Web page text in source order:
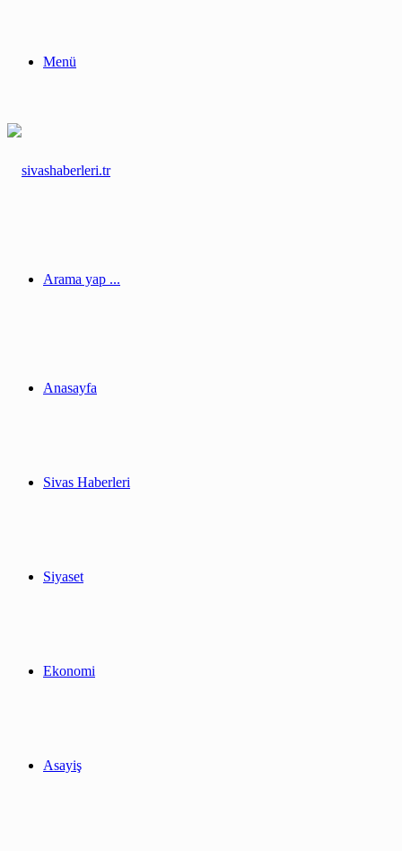
Menü
Arama yap ...
Anasayfa
Sivas Haberleri
Siyaset
Ekonomi
Asayiş